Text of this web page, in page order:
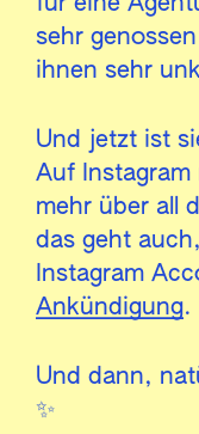
sehr
ihnen sehr
Und jetzt ist
Auf
mehr über all
das geht
Instagram
Ankündigung.
Und dann,
✨